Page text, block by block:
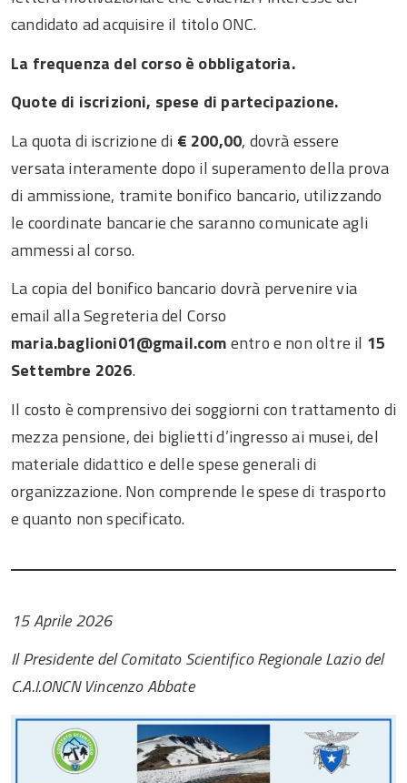
candidato ad acquisire il titolo ONC.
La frequenza del corso è obbligatoria.
Quote di iscrizioni, spese di partecipazione.
La quota di iscrizione di € 200,00, dovrà essere
versata interamente dopo il superamento della prova
di ammissione, tramite bonifico bancario, utilizzando
le coordinate bancarie che saranno comunicate agli
ammessi al corso.
La copia del bonifico bancario dovrà pervenire via
email alla Segreteria del Corso
maria.baglioni01@gmail.comentro e non oltre il 15
Settembre 2026.
Il costo è comprensivo dei soggiorni con trattamento di
mezza pensione, dei biglietti d’ingresso ai musei, del
materiale didattico e delle spese generali di
organizzazione. Non comprende le spese di trasporto
e quanto non specificato.
15 Aprile 2026
Il Presidente del Comitato Scientifico Regionale Lazio del
C.A.I.ONCN Vincenzo Abbate